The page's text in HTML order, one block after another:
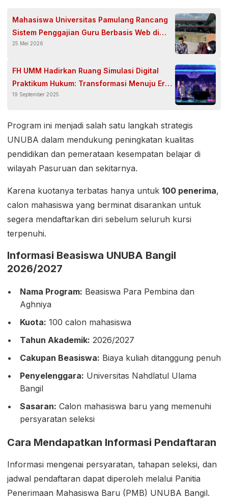
Mahasiswa Universitas Pamulang Rancang
Sistem Penggajian Guru Berbasis Web di
SMK Islam Iqro Pasar Kemis
25 Mei 2026
FH UMM Hadirkan Ruang Simulasi Digital
Praktikum Hukum: Transformasi Menuju Era
Pembelajaran Hukum Modern
19 September 2025
Program ini menjadi salah satu langkah strategis
UNUBA dalam mendukung peningkatan kualitas
pendidikan dan pemerataan kesempatan belajar di
wilayah Pasuruan dan sekitarnya.
Karena kuotanya terbatas hanya untuk 100 penerima,
calon mahasiswa yang berminat disarankan untuk
segera mendaftarkan diri sebelum seluruh kursi
terpenuhi.
Informasi Beasiswa UNUBA Bangil
2026/2027
Nama Program: Beasiswa Para Pembina dan
Aghniya
Kuota: 100 calon mahasiswa
Tahun Akademik: 2026/2027
Cakupan Beasiswa: Biaya kuliah ditanggung penuh
Penyelenggara: Universitas Nahdlatul Ulama
Bangil
Sasaran: Calon mahasiswa baru yang memenuhi
persyaratan seleksi
Cara Mendapatkan Informasi Pendaftaran
Informasi mengenai persyaratan, tahapan seleksi, dan
jadwal pendaftaran dapat diperoleh melalui Panitia
Penerimaan Mahasiswa Baru (PMB) UNUBA Bangil.